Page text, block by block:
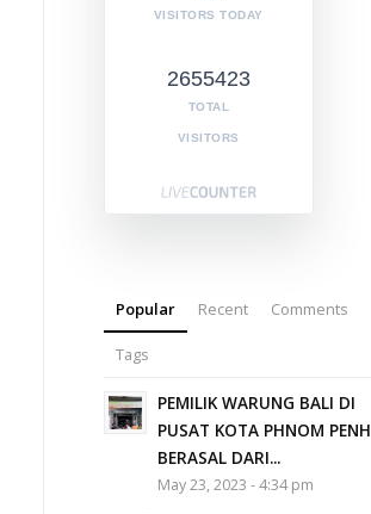
VISITORS TODAY
2655423
TOTAL
VISITORS
Popular Recent Comments
Tags
PEMILIK WARUNG BALI DI
PUSAT KOTA PHNOM PENH
BERASAL DARI...
May 23, 2023 - 4:34 pm